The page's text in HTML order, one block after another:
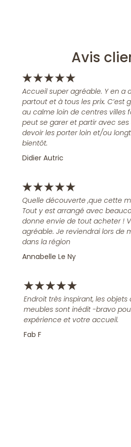
Avis
★★★★★
Accueil super agréable. Y en a
partout et à tous les prix. C’est
au calme loin de centres villes
peut se garer et partir avec
devoir les porter loin et/ou
bientôt.
Didier Autric
★★★★★
Quelle découverte ,que cette
Tout y est arrangé avec
donne envie de tout acheter !
agréable. Je reviendrai lors de
dans la région
Annabelle Le Ny
★★★★★
Endroit très inspirant, les
meubles sont inédit -bravo
expérience et votre accueil.
Fab F